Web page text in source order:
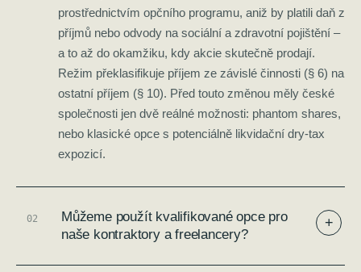
prostřednictvím opčního programu, aniž by platili daň z
příjmů nebo odvody na sociální a zdravotní pojištění –
a to až do okamžiku, kdy akcie skutečně prodají.
Režim překlasifikuje příjem ze závislé činnosti (§ 6) na
ostatní příjem (§ 10). Před touto změnou měly české
společnosti jen dvě reálné možnosti: phantom shares,
nebo klasické opce s potenciálně likvidační dry-tax
expozicí.
02
Můžeme použít kvalifikované opce pro
naše kontraktory a freelancery?
+